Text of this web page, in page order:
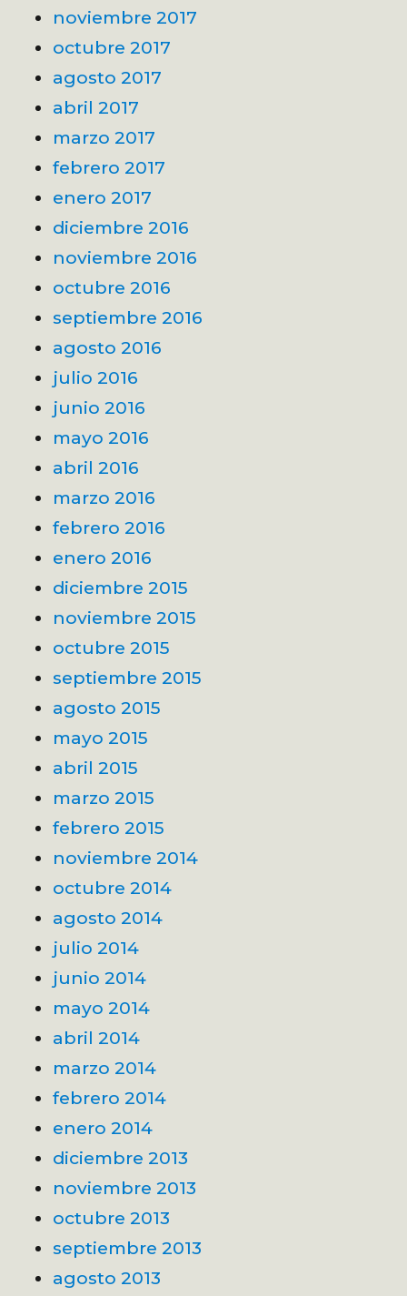
noviembre 2017
octubre 2017
agosto 2017
abril 2017
marzo 2017
febrero 2017
enero 2017
diciembre 2016
noviembre 2016
octubre 2016
septiembre 2016
agosto 2016
julio 2016
junio 2016
mayo 2016
abril 2016
marzo 2016
febrero 2016
enero 2016
diciembre 2015
noviembre 2015
octubre 2015
septiembre 2015
agosto 2015
mayo 2015
abril 2015
marzo 2015
febrero 2015
noviembre 2014
octubre 2014
agosto 2014
julio 2014
junio 2014
mayo 2014
abril 2014
marzo 2014
febrero 2014
enero 2014
diciembre 2013
noviembre 2013
octubre 2013
septiembre 2013
agosto 2013